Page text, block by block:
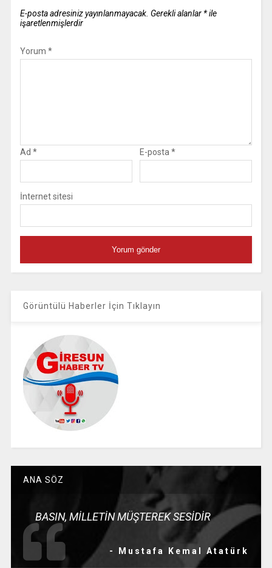
E-posta adresiniz yayınlanmayacak. Gerekli alanlar *ile
işaretlenmişlerdir
Yorum *
Ad * E-posta *
İnternet sitesi
Görüntülü Haberler İçin Tıklayın
ANA SÖZ
BASIN, MİLLETİN MÜŞTEREK SESİDİR
- Mustafa Kemal Atatürk